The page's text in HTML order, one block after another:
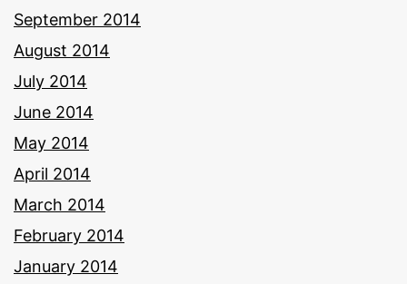
September 2014
August 2014
July 2014
June 2014
May 2014
April 2014
March 2014
February 2014
January 2014